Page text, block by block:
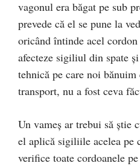
vagonul era băgat pe sub
prevede că el se pune la
oricând întinde acel
afecteze sigiliul din spate
tehnică pe care noi
transport, nu a fost ceva
Un vameș ar trebui să știe
el aplică sigiliile acelea pe
verifice toate cordoanele